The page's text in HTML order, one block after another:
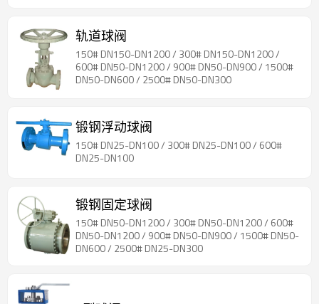
轨道球阀
150# DN150-DN1200 / 300# DN150-DN1200 /
600# DN50-DN1200 / 900# DN50-DN900 / 1500#
DN50-DN600 / 2500# DN50-DN300
锻钢浮动球阀
150# DN25-DN100 / 300# DN25-DN100 / 600#
DN25-DN100
锻钢固定球阀
150# DN50-DN1200 / 300# DN50-DN1200 / 600#
DN50-DN1200 / 900# DN50-DN900 / 1500# DN50-
DN600 / 2500# DN25-DN300